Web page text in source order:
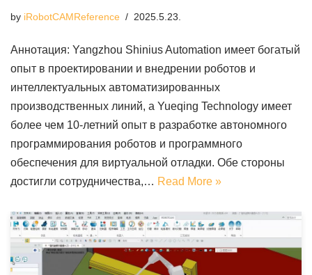
by iRobotCAMReference 2025.5.23.
Аннотация: Yangzhou Shinius Automation имеет богатый
опыт в проектировании и внедрении роботов и
интеллектуальных автоматизированных
производственных линий, а Yueqing Technology имеет
более чем 10-летний опыт в разработке автономного
программирования роботов и программного
обеспечения для виртуальной отладки. Обе стороны
достигли сотрудничества,… Read More »